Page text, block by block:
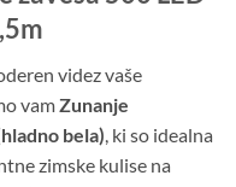
videz vaše
vamZunanje
bela), ki so idealna
zimske kulise na